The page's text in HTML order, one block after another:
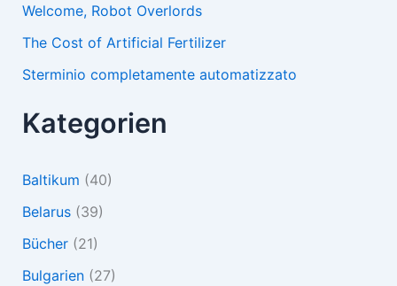
Welcome, Robot Overlords
The Cost of Artificial Fertilizer
Sterminio completamente automatizzato
Kategorien
Baltikum (40)
Belarus(39)
Bücher(21)
Bulgarien(27)